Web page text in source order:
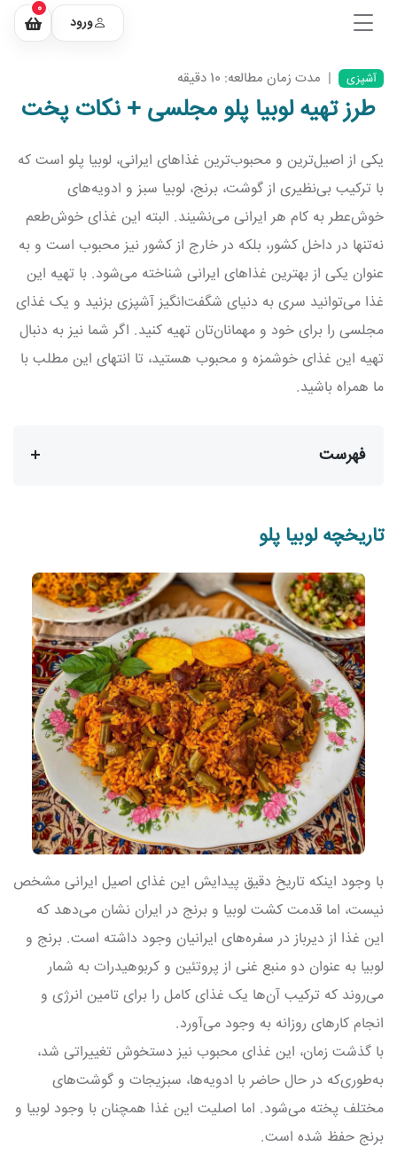
ورود
0
آشپزی | مدت زمان مطالعه: 10 دقیقه
طرز تهیه لوبیا پلو مجلسی + نکات پخت
یکی از اصیل‌ترین و محبوب‌ترین غذاهای ایرانی، لوبیا پلو است که
با ترکیب بی‌نظیری از گوشت، برنج، لوبیا سبز و ادویه‌های
خوش‌عطر به کام هر ایرانی می‌نشیند. البته این غذای خوش‌طعم
نه‌تنها در داخل کشور، بلکه در خارج از کشور نیز محبوب است و به
عنوان یکی از بهترین غذاهای ایرانی شناخته می‌شود. با تهیه این
غذا می‌توانید سری به دنیای شگفت‌انگیز آشپزی بزنید و یک غذای
مجلسی را برای خود و مهمانان‌تان تهیه کنید. اگر شما نیز به دنبال
تهیه این غذای خوشمزه و محبوب هستید، تا انتهای این مطلب با
ما همراه باشید.
فهرست
تاریخچه لوبیا پلو
با وجود اینکه تاریخ دقیق پیدایش این غذای اصیل ایرانی مشخص
نیست، اما قدمت کشت لوبیا و برنج در ایران نشان می‌دهد که
این غذا از دیرباز در سفره‌های ایرانیان وجود داشته است. برنج و
لوبیا به عنوان دو منبع غنی از پروتئین و کربوهیدرات به شمار
می‌روند که ترکیب آن‌ها یک غذای کامل را برای تامین انرژی و
انجام کارهای روزانه به وجود می‌آورد.
با گذشت زمان، این غذای محبوب نیز دستخوش تغییراتی شد،
به‌طور‌ی‌که در حال حاضر با ادویه‌ها، سبزیجات و گوشت‌های
مختلف پخته می‌شود. اما اصلیت این غذا همچنان با وجود لوبیا و
برنج حفظ شده است.